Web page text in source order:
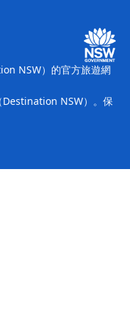
）媒體中心
NSW）的官方旅遊網
NSW）。保